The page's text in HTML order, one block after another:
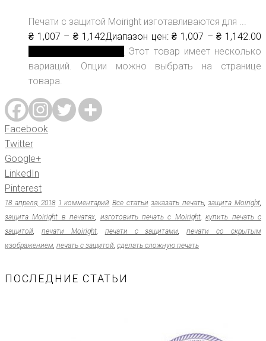
Печати с защитой Moiright изготавливаются для ...
₴ 1,007 – ₴ 1,142Диапазон цен: ₴ 1,007 – ₴ 1,142 .00
Этот товар имеет несколько
вариаций. Опции можно выбрать на странице
товара.
Facebook
Twitter
Google+
LinkedIn
Pinterest
18 апреля, 2018 1 комментарий Все статьи заказать печать,защита Moiright
защита Moiright в печатях
изготовить печать с Moiright,купить печать с
защитой
печати Moiright, печати с защитами ,печати со скрытым
изображением печать с защитой сделать сложную печать
ПОСЛЕДНИЕ СТАТЬИ